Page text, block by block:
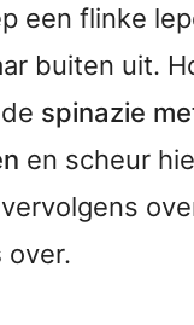
een flinke
buiten uit.
spinazie
en scheur
over.